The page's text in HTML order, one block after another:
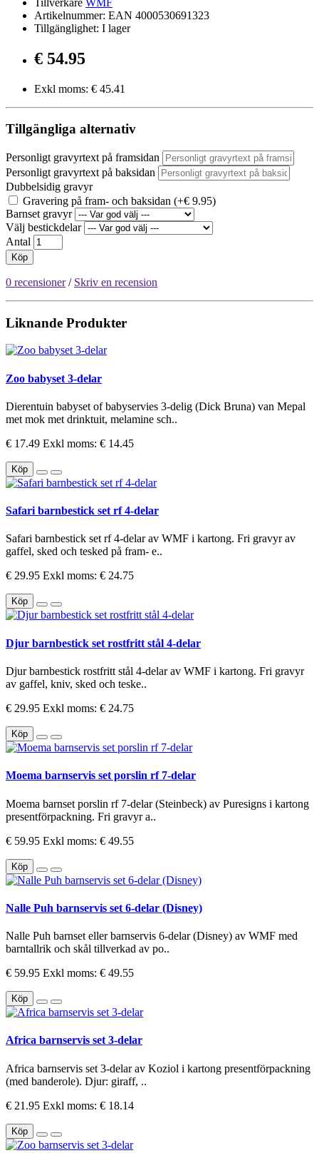
Artikelnummer: EAN 4000530691323
Tillgänglighet: I lager
€ 54.95
Exkl moms: € 45.41
Tillgängliga alternativ
Personligt gravyrtext på framsidan
Personligt gravyrtext på baksidan
Dubbelsidig gravyr
Gravering på fram- och baksidan (+€ 9.95)
Barnset gravyr
Välj bestickdelar
Antal
Köp
0 recensioner/ Skriv en recension
Liknande Produkter
Zoo babyset 3-delar
Dierentuin babyset of babyservies 3-delig (Dick Bruna) van Mepal
met mok met drinktuit, melamine sch..
€ 17.49 Exkl moms: € 14.45
Köp
Safari barnbestick set rf 4-delar
Safari barnbestick set rf 4-delar av WMF i kartong. Fri gravyr av
gaffel, sked och tesked på fram- e..
€ 29.95 Exkl moms: € 24.75
Köp
Djur barnbestick set rostfritt stål 4-delar
Djur barnbestick rostfritt stål 4-delar av WMF i kartong. Fri gravyr
av gaffel, kniv, sked och teske..
€ 29.95 Exkl moms: € 24.75
Köp
Moema barnservis set porslin rf 7-delar
Moema barnset porslin rf 7-delar (Steinbeck) av Puresigns i kartong
presentförpackning. Fri gravyr a..
€ 59.95 Exkl moms: € 49.55
Köp
Nalle Puh barnservis set 6-delar (Disney)
Nalle Puh barnset eller barnservis 6-delar (Disney) av WMF med
barntallrik och skål tillverkad av po..
€ 59.95 Exkl moms: € 49.55
Köp
Africa barnservis set 3-delar
Africa barnservis set 3-delar av Koziol i kartong presentförpackning
(med banderole). Djur: giraff, ..
€ 21.95 Exkl moms: € 18.14
Köp